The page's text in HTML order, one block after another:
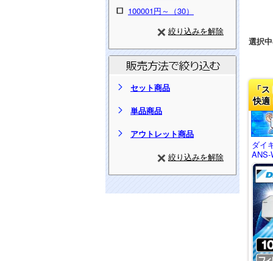
100001円～（30）
絞り込みを解除
セット商品
単品商品
アウトレット商品
絞り込みを解除
選択
「
快適
ダイ
ANS-